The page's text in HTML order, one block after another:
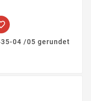
04 /05 gerundet